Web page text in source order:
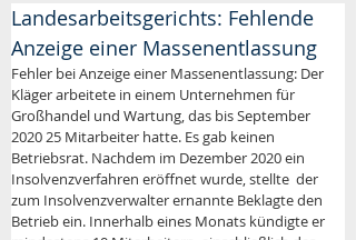
Landesarbeitsgerichts: Fehlende
Anzeige einer Massenentlassung
Fehler bei Anzeige einer Massenentlassung: Der
Kläger arbeitete in einem Unternehmen für
Großhandel und Wartung, das bis September
2020 25 Mitarbeiter hatte. Es gab keinen
Betriebsrat. Nachdem im Dezember 2020 ein
Insolvenzverfahren eröffnet wurde, stellte  der
zum Insolvenzverwalter ernannte Beklagte den
Betrieb ein. Innerhalb eines Monats kündigte er